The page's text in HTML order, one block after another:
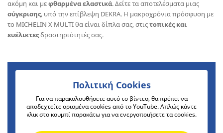
ακόμη και μεφθαρμένα ελαστικά. Δείτε τα αποτελέσματα μιας
σύγκρισης, υπό την επίβλεψη DEKRA. Η μακροχρόνια πρόσφυση με
το MICHELIN X MULTI θα είναι δίπλα σας, στιςτοπικές και
ευέλικτεςδραστηριότητές σας.
Πολιτική Cookies
Για να παρακολουθήσετε αυτό το βίντεο, θα πρέπει να
αποδεχτείτε ορισμένα cookies από το YouTube. Απλώς κάντε
κλικ στο κουμπί παρακάτω για να ενεργοποιήσετε τα cookies.